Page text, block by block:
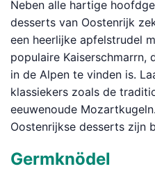
Neben alle hartige
desserts van Oostenrijk
een heerlijke apfelstrudel
populaire Kaiserschmarrn,
in de Alpen te vinden is.
klassiekers zoals de
eeuwenoude
Oostenrijkse desserts zijn
Germknödel